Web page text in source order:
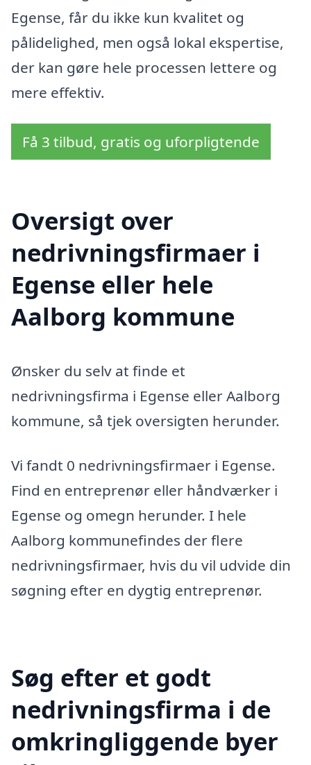
Egense, får du ikke kun kvalitet og
pålidelighed, men også lokal ekspertise,
der kan gøre hele processen lettere og
mere effektiv.
Få 3 tilbud, gratis og uforpligtende
Oversigt over
nedrivningsfirmaer i
Egense eller hele
Aalborg kommune
Ønsker du selv at finde et
nedrivningsfirma i Egense eller Aalborg
kommune, så tjek oversigten herunder.
Vi fandt 0 nedrivningsfirmaer i Egense.
Find en entreprenør eller håndværker i
Egense og omegn herunder. I hele
Aalborg kommunefindes der flere
nedrivningsfirmaer, hvis du vil udvide din
søgning efter en dygtig entreprenør.
Søg efter et godt
nedrivningsfirma i de
omkringliggende byer